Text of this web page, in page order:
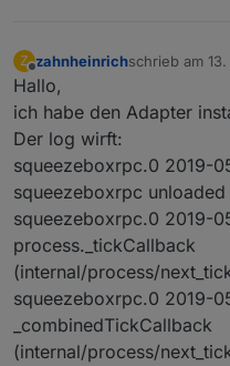
Z
Offline
zahnheinrichschrieb am
zuletzt editiert
Hallo,
ich habe den Adapter
Der log wirft:
squeezeboxrpc.0 2019-
squeezeboxrpc unloaded
squeezeboxrpc.0 2019-
process._tickCallback
(internal/process/
squeezeboxrpc.0 2019-
_combinedTickCallback
(internal/process/